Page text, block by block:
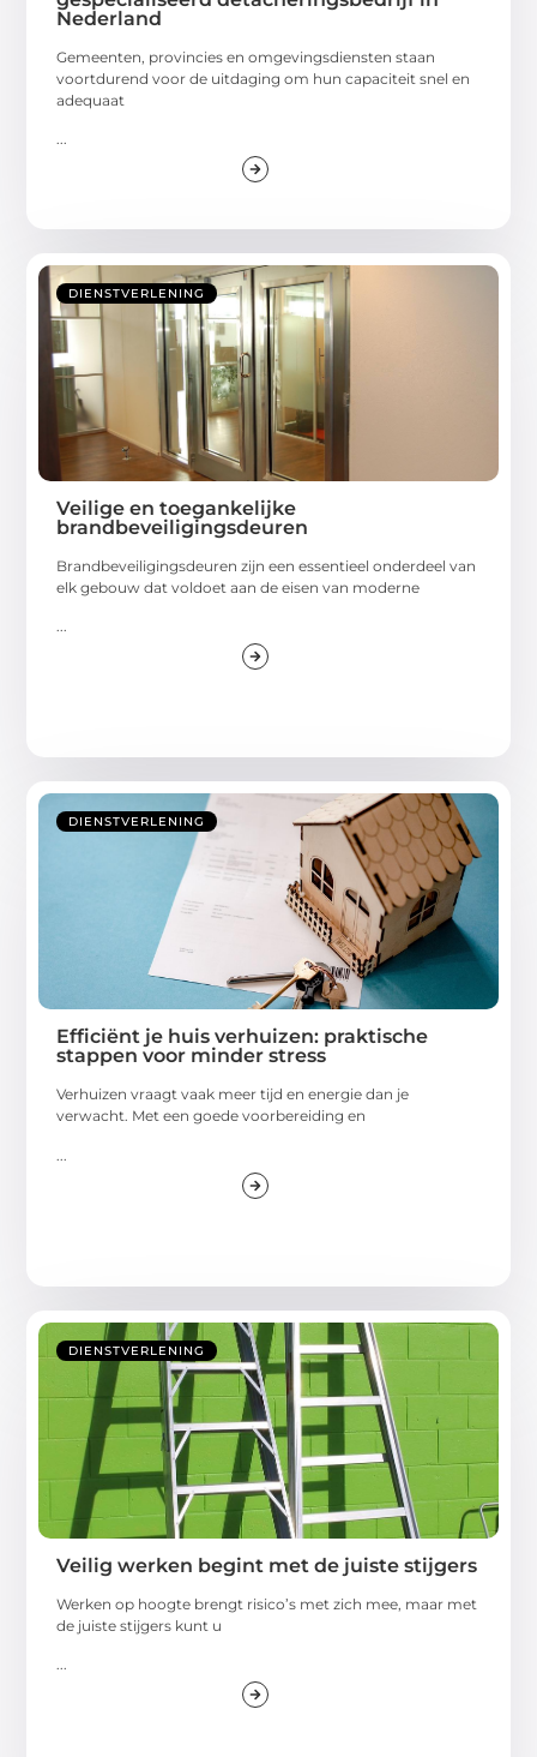
Nederland
Gemeenten, provincies en omgevingsdiensten staan
voortdurend voor de uitdaging om hun capaciteit snel en
adequaat
DIENSTVERLENING
Veilige en toegankelijke
brandbeveiligingsdeuren
Brandbeveiligingsdeuren zijn een essentieel onderdeel van
elk gebouw dat voldoet aan de eisen van moderne
...
DIENSTVERLENING
Efficiënt je huis verhuizen: praktische
stappen voor minder stress
Verhuizen vraagt vaak meer tijd en energie dan je
verwacht. Met een goede voorbereiding en
DIENSTVERLENING
Veilig werken begint met de juiste stijgers
Werken op hoogte brengt risico’s met zich mee, maar met
de juiste stijgers kunt u
...